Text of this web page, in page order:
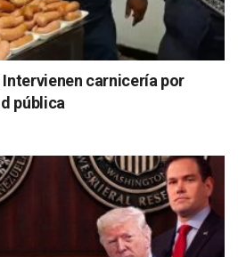
carnicería por
pública